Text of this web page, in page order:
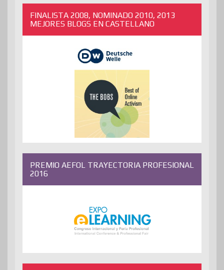
FINALISTA 2008, NOMINADO 2010, 2013
MEJORES BLOGS EN CASTELLANO
PREMIO AEFOL TRAYECTORIA PROFESIONAL
2016